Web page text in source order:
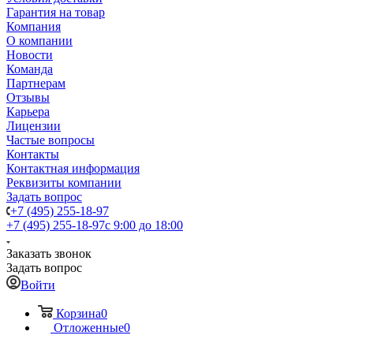
Гарантия на товар
Компания
О компании
Новости
Команда
Партнерам
Отзывы
Карьера
Лицензии
Частые вопросы
Контакты
Контактная информация
Реквизиты компании
Задать вопрос
+7 (495) 255-18-97
+7 (495) 255-18-97с 9:00 до 18:00
Заказать звонок
Задать вопрос
Войти
Корзина0
Отложенные0